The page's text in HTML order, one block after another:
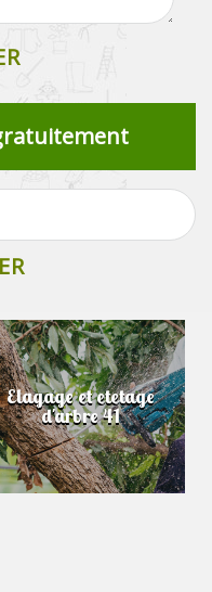
Elagage et etetage
d'arbre 41